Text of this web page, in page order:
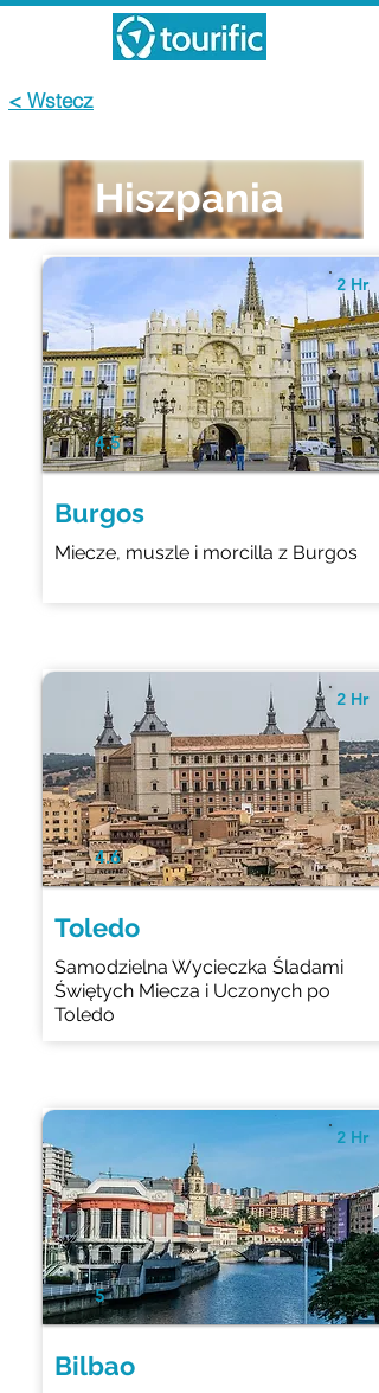
< Wstecz
Hiszpania
4.5
Burgos
Miecze, muszle i morcilla z Burgos
2 Hr
4.6
Toledo
Samodzielna Wycieczka Śladami
Świętych Miecza i Uczonych po
Toledo
2 Hr
5
Bilbao
2 Hr